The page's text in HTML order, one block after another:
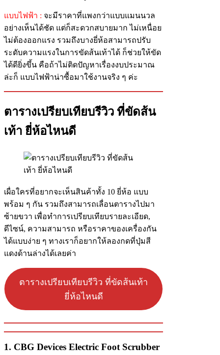
แบบไฟฟ้า : จะมีราคาที่แพงกว่าแบบแมนนวล
อย่างเห็นได้ชัด แต่ก็สะดวกสบายมาก ไม่เหนื่อย
ไม่ต้องออกแรง รวมถึงบางยี่ห้อสามารถปรับ
ระดับความแรงในการขัดส้นเท้าได้ ก็ช่วยให้ขัด
ได้ดียิ่งขึ้น คือถ้าไม่ติดปัญหาเรื่องงบประมาณ
ล่ะก็ แบบไฟฟ้าน่าซื้อมาใช้งานจริง ๆ ค่ะ
ตารางเปรียบเทียบรีวิว ที่ขัดส้น
เท้า ยี่ห้อไหนดี
เผื่อใครที่อยากจะเห็นสินค้าทั้ง 10 ยี่ห้อ แบบ
พร้อม ๆ กัน รวมถึงสามารถเลื่อนตารางไปมา
ซ้ายขวา เพื่อทำการเปรียบเทียบรายละเอียด,
ดีไซน์, ความสามารถ หรือราคาของเครื่องกัน
ได้แบบง่าย ๆ ทางเราก็อยากให้ลองกดที่ปุ่มสี
แดงด้านล่างได้เลยค่า
ตารางเปรียบเทียบรีวิว ที่ขัดส้นเท้า
ยี่ห้อไหนดี
1. CBG Devices Electric Foot Scrubber